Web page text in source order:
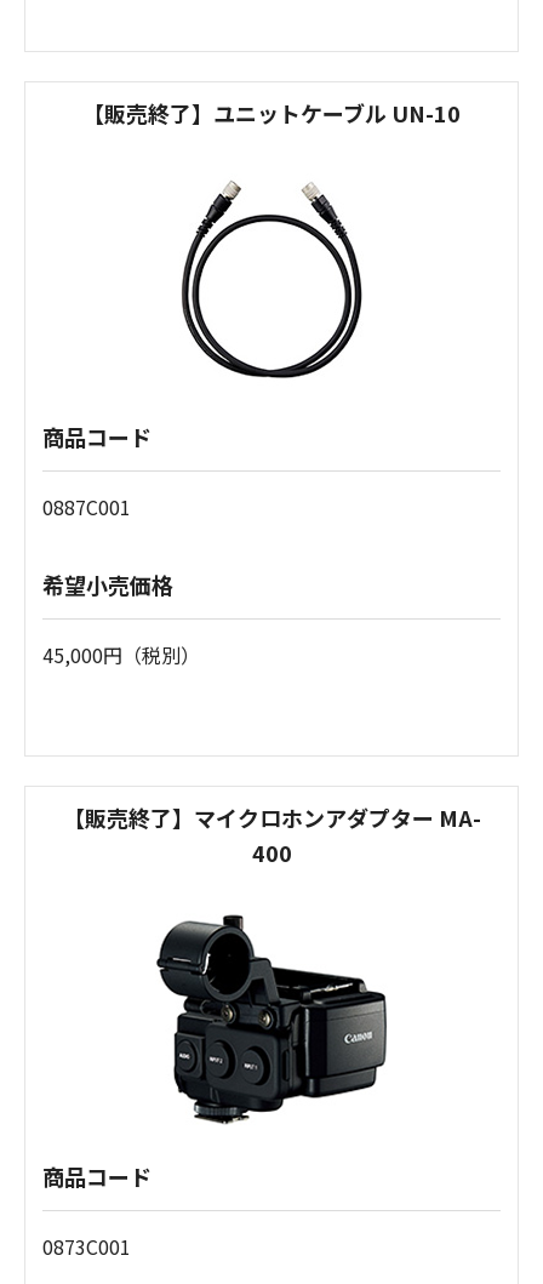
【販売終了】ユニットケーブル UN-10
商品コード
0887C001
希望小売価格
45,000円（税別）
【販売終了】マイクロホンアダプター MA-
400
商品コード
0873C001